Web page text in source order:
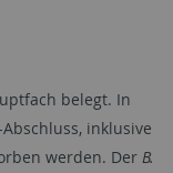
belegt. In
inklusive
werden. Der B.